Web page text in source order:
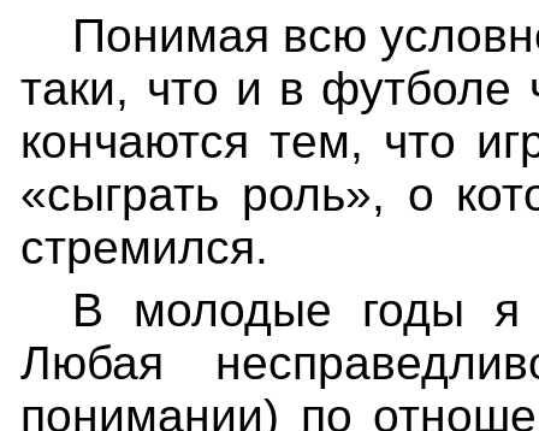
Понимая всю
таки, что и в футболе
кончаются тем, что
«сыграть роль», о
стремился.
В молодые годы я
Любая
понимании) по